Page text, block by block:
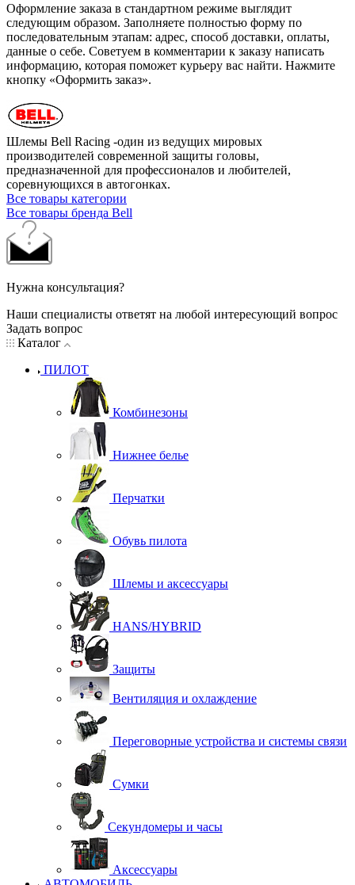
Оформление заказа в стандартном режиме выглядит
следующим образом. Заполняете полностью форму по
последовательным этапам: адрес, способ доставки, оплаты,
данные о себе. Советуем в комментарии к заказу написать
информацию, которая поможет курьеру вас найти. Нажмите
кнопку «Оформить заказ».
Шлемы Bell Racing -один из ведущих мировых
производителей современной защиты головы,
предназначенной для профессионалов и любителей,
соревнующихся в автогонках.
Все товары категории
Все товары бренда Bell
Нужна консультация?
Наши специалисты ответят на любой интересующий вопрос
Задать вопрос
Каталог
ПИЛОТ
Комбинезоны
Нижнее белье
Перчатки
Обувь пилота
Шлемы и аксессуары
HANS/HYBRID
Защиты
Вентиляция и охлаждение
Переговорные устройства и системы связи
Сумки
Секундомеры и часы
Аксессуары